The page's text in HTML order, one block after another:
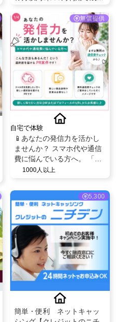
元
無償提供
自宅で体験
📱あなたの発信力を活かし
ませんか？ スマホ代や通信
費に悩んでいる方へ。 「こ
んな方法もあるんだ！」と
です。
1000人以上
5,300
簡単・便利 ネットキャッ